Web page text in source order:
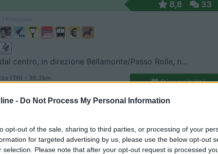
- Do Not Process My Personal Information
opt-out of the sale, sharing to third parties, or processing of your
for targeted advertising by us, please use the below opt-out
selection. Please note that after your opt-out request is processed
8,8 33
centro, in direzione Bellamonte/Passo Rolle, n...
(TN) - 38.2km
Disponibilità